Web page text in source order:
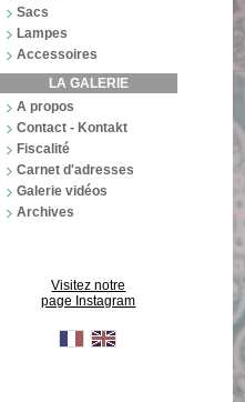
Sacs
Lampes
Accessoires
LA GALERIE
A propos
Contact - Kontakt
Fiscalité
Carnet d'adresses
Galerie vidéos
Archives
Visitez notre
page Instagram